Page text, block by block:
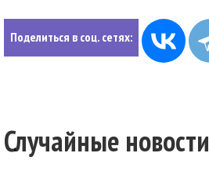
Поделиться в соц. сетях:
Случайные новости